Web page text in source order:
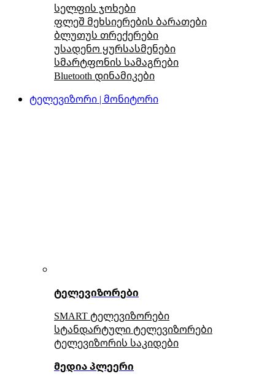
სელფის ჯოხები
ფლეშ მეხსიერების ბარათები
ბლუთუს თრექერები
უსადენო ყურსასმენები
სმარტფონის სამაგრები
Bluetooth დინამიკები
ტელევიზორი | მონიტორი
ტელევიზორები
SMART ტელევიზორები
სტანდარტული ტელევიზორები
ტელევიზორის საკიდები
მედია პლეერი